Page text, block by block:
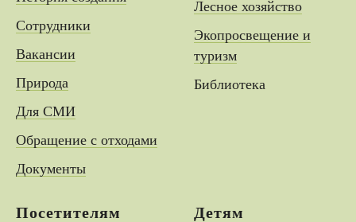
Сотрудники
Вакансии
Природа
Для СМИ
Обращение с отходами
Документы
Лесное хозяйство
Экопросвещение и
туризм
Библиотека
Посетителям Детям